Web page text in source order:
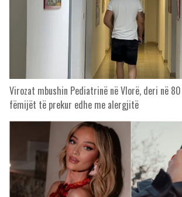
Virozat mbushin Pediatrinë në Vlorë, deri në
fëmijët të prekur edhe me alergjitë